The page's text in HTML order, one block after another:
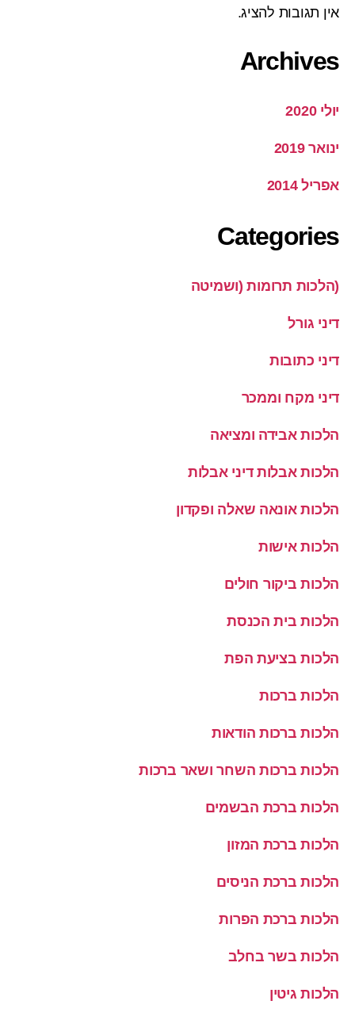
אין תגובות להציג.
Archives
יולי 2020
ינואר 2019
אפריל 2014
Categories
(הלכות תרומות (ושמיטה
דיני גורל
דיני כתובות
דיני מקח וממכר
הלכות אבידה ומציאה
הלכות אבלות דיני אבלות
הלכות אונאה שאלה ופקדון
הלכות אישות
הלכות ביקור חולים
הלכות בית הכנסת
הלכות בציעת הפת
הלכות ברכות
הלכות ברכות הודאות
הלכות ברכות השחר ושאר ברכות
הלכות ברכת הבשמים
הלכות ברכת המזון
הלכות ברכת הניסים
הלכות ברכת הפרות
הלכות בשר בחלב
הלכות גיטין